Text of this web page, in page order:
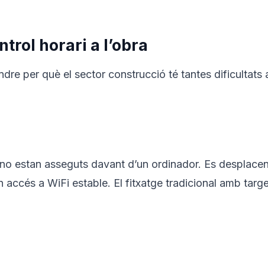
horari a l’obra
per què el sector construcció té tantes dificultats
estan asseguts davant d’un ordinador. Es
accés a WiFi estable. El fitxatge tradicional amb